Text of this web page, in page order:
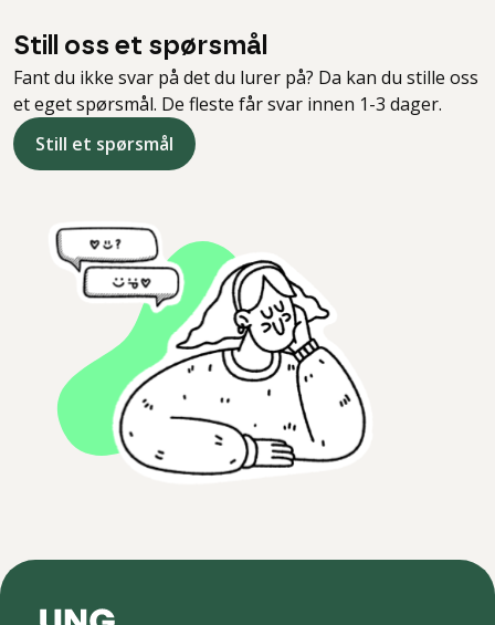
Still oss et spørsmål
Fant du ikke svar på det du lurer på? Da kan du stille oss
et eget spørsmål. De fleste får svar innen 1-3 dager.
Still et spørsmål